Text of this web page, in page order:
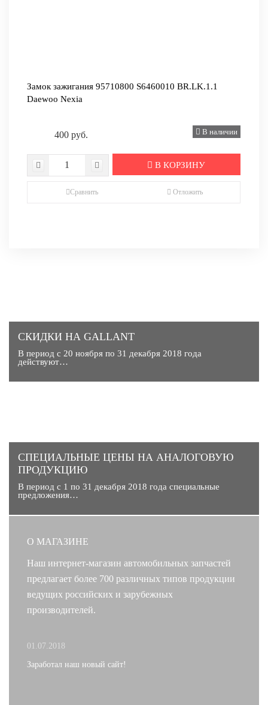
Замок зажигания 95710800 S6460010 BR.LK.1.1
Daewoo Nexia
400 руб. В наличии
В КОРЗИНУ
Сравнить Отложить
СКИДКИ НА GALLANT
В период с 20 ноября по 31 декабря 2018 года
действуют…
CПЕЦИАЛЬНЫЕ ЦЕНЫ НА АНАЛОГОВУЮ
ПРОДУКЦИЮ
В период с 1 по 31 декабря 2018 года специальные
предложения…
О МАГАЗИНЕ
Наш интернет-магазин автомобильных запчастей
предлагает более 700 различных типов продукции
ведущих российских и зарубежных
производителей.
01.07.2018
Заработал наш новый сайт!